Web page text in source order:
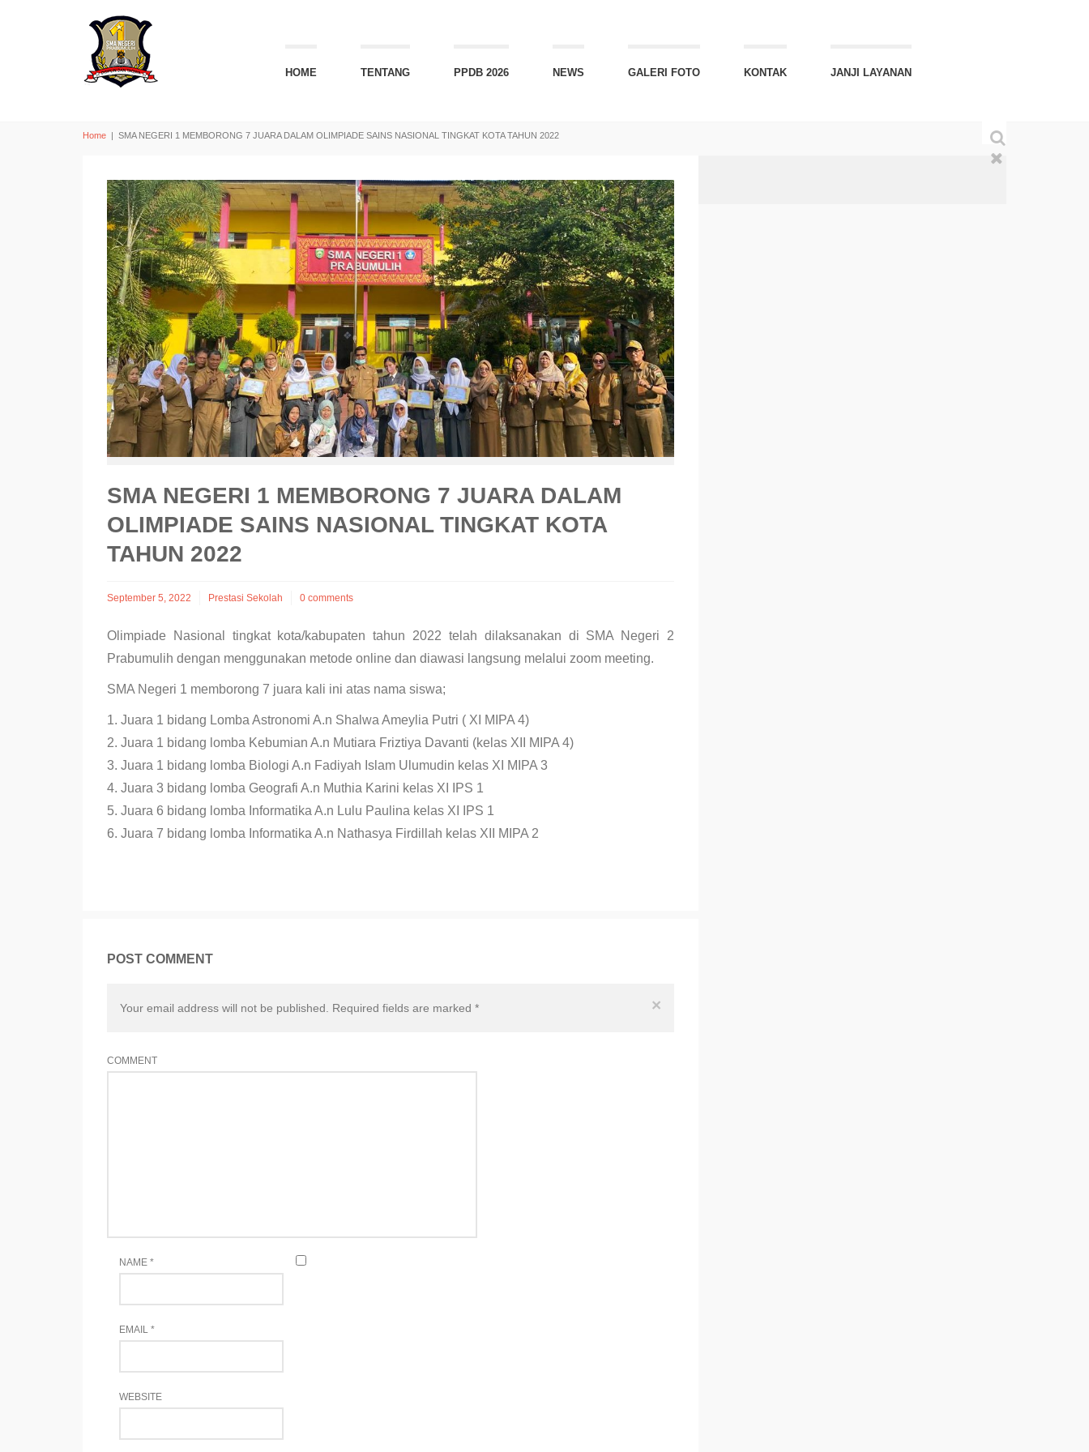
HOME TENTANG PPDB 2026 NEWS GALERI FOTO KONTAK JANJI LAYANAN
Home | SMA NEGERI 1 MEMBORONG 7 JUARA DALAM OLIMPIADE SAINS NASIONAL TINGKAT KOTA TAHUN 2022
SMA NEGERI 1 MEMBORONG 7 JUARA DALAM
OLIMPIADE SAINS NASIONAL TINGKAT KOTA
TAHUN 2022
September 5, 2022 Prestasi Sekolah 0 comments
Olimpiade Nasional tingkat kota/kabupaten tahun 2022 telah dilaksanakan di SMA Negeri 2
Prabumulih dengan menggunakan metode online dan diawasi langsung melalui zoom meeting.
SMA Negeri 1 memborong 7 juara kali ini atas nama siswa;
1. Juara 1 bidang Lomba Astronomi A.n Shalwa Ameylia Putri ( XI MIPA 4)
2. Juara 1 bidang lomba Kebumian A.n Mutiara Friztiya Davanti (kelas XII MIPA 4)
3. Juara 1 bidang lomba Biologi A.n Fadiyah Islam Ulumudin kelas XI MIPA 3
4. Juara 3 bidang lomba Geografi A.n Muthia Karini kelas XI IPS 1
5. Juara 6 bidang lomba Informatika A.n Lulu Paulina kelas XI IPS 1
6. Juara 7 bidang lomba Informatika A.n Nathasya Firdillah kelas XII MIPA 2
POST COMMENT
×
Your email address will not be published. Required fields are marked *
COMMENT
NAME *
EMAIL *
WEBSITE